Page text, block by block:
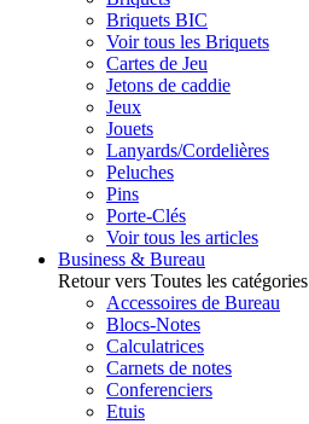
Briquets BIC
Voir tous les Briquets
Cartes de Jeu
Jetons de caddie
Jeux
Jouets
Lanyards/Cordelières
Peluches
Pins
Porte-Clés
Voir tous les articles
Business & Bureau
Retour vers Toutes les catégories
Accessoires de Bureau
Blocs-Notes
Calculatrices
Carnets de notes
Conferenciers
Etuis